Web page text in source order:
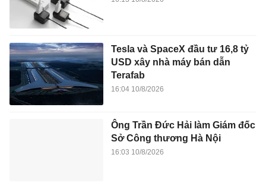
Tesla và SpaceX đầu tư 16,8 tỷ
USD xây nhà máy bán dẫn
Terafab
16:04 10/8/2026
Ông Trần Đức Hải làm Giám đốc
Sở Công thương Hà Nội
16:03 10/8/2026